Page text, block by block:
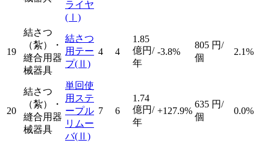
ライヤ
(Ⅰ)
19
結さつ
（紮）・
縫合用器
械器具
結さつ
用テー
プ(Ⅱ)
4 4
1.85
億円/
年
-3.8%
805 円/
個
2.1%
20
結さつ
（紮）・
縫合用器
械器具
単回使
用ステ
ープル
リムー
バ(Ⅱ)
7 6
1.74
億円/
年
+127.9%
635 円/
個
0.0%